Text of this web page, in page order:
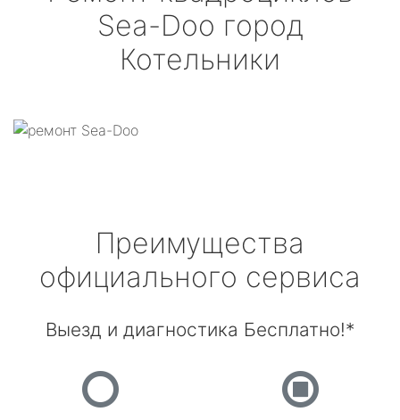
Sea-Doo город
Котельники
Преимущества
официального сервиса
Выезд и диагностика Бесплатно!*